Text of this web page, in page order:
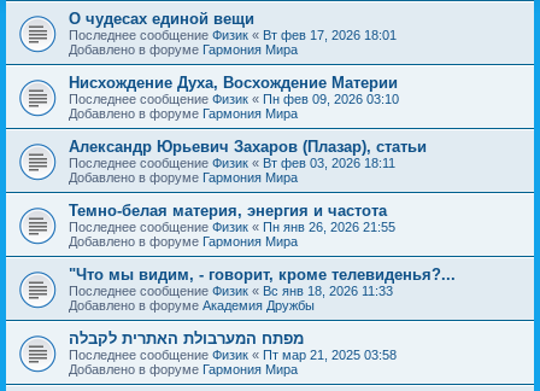
О чудесах единой вещи
Последнее сообщение Физик « Вт фев 17, 2026 18:01
Добавлено в форуме Гармония Мира
Нисхождение Духа, Восхождение Материи
Последнее сообщение Физик « Пн фев 09, 2026 03:10
Добавлено в форуме Гармония Мира
Александр Юрьевич Захаров (Плазар), статьи
Последнее сообщение Физик « Вт фев 03, 2026 18:11
Добавлено в форуме Гармония Мира
Темно-белая материя, энергия и частота
Последнее сообщение Физик « Пн янв 26, 2026 21:55
Добавлено в форуме Гармония Мира
"Что мы видим, - говорит, кроме телевиденья?...
Последнее сообщение Физик « Вс янв 18, 2026 11:33
Добавлено в форуме Академия Дружбы
מפתח המערבולת האתרית לקבלה
Последнее сообщение Физик « Пт мар 21, 2025 03:58
Добавлено в форуме Гармония Мира